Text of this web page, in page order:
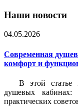
Наши новости
04.05.2026
Современная
комфорт и
В этой статье
душевых кабинах:
практических